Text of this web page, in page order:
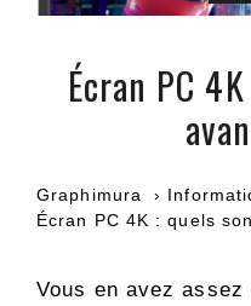
Écran PC
Graphimura
Écran PC 4K : quels
Vous en avez